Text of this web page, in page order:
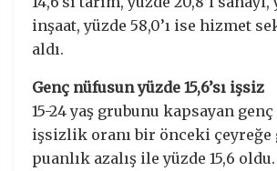
inşaat, yüzde 58,0’ı ise hizmet
aldı.
Genç nüfusun yüzde 15,6’sı işsiz
15-24 yaş grubunu kapsayan
işsizlik oranı bir önceki çeyreğe
puanlık azalış ile yüzde 15,6